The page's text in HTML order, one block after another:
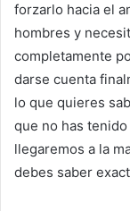
forzarlo hacia el
hombres y
completamente
darse cuenta
lo que quieres
que no has
llegaremos a la
debes saber